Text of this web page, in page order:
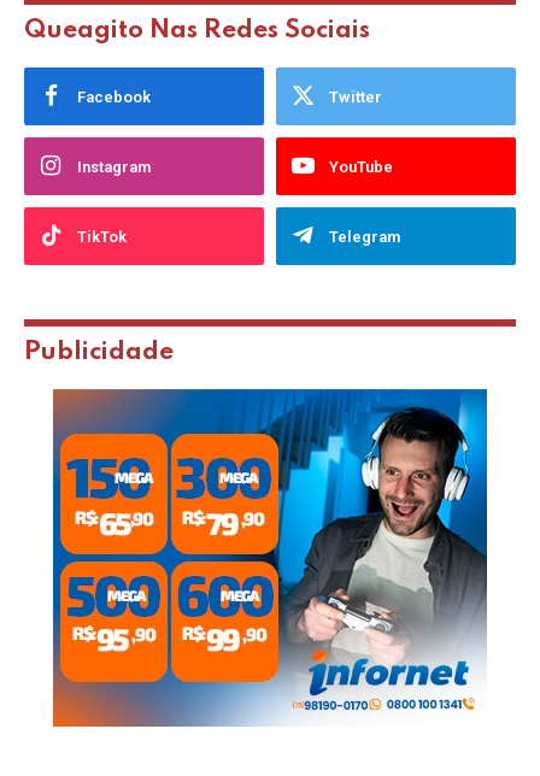
Queagito Nas Redes Sociais
Facebook Twitter
Instagram YouTube
TikTok Telegram
Publicidade